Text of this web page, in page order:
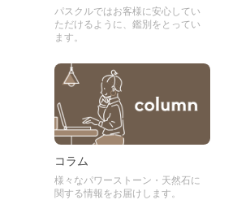
パスクルではお客様に安心してい
ただけるように、鑑別をとってい
ます。
コラム
様々なパワーストーン・天然石に
関する情報をお届けします。